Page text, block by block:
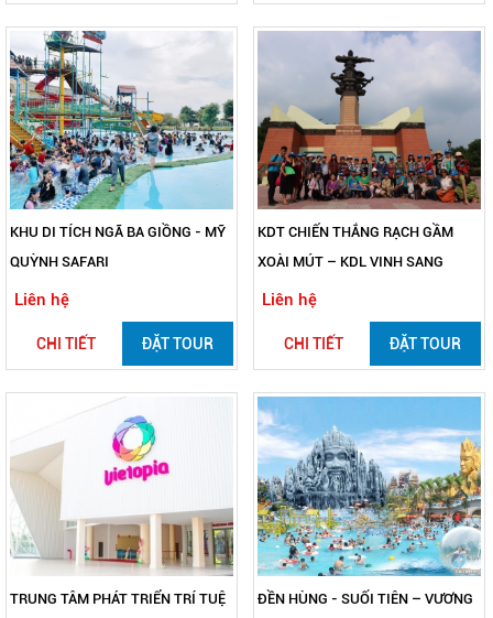
KHU DI TÍCH NGÃ BA GIỒNG - MỸ
QUỲNH SAFARI
Liên hệ
CHI TIẾT ĐẶT TOUR
KDT CHIẾN THẮNG RẠCH GẦM
XOÀI MÚT – KDL VINH SANG
Liên hệ
CHI TIẾT ĐẶT TOUR
TRUNG TÂM PHÁT TRIỂN TRÍ TUỆ
ĐỀN HÙNG - SUỐI TIÊN – VƯƠNG